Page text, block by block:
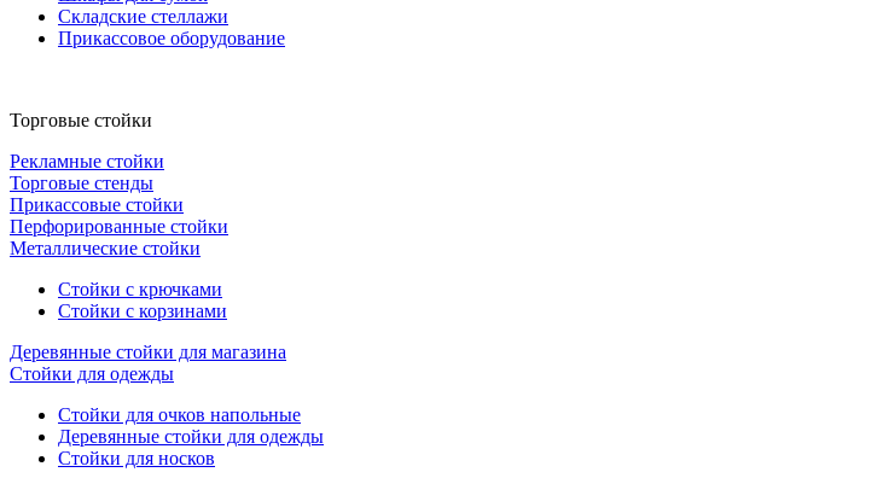
Складские стеллажи
Прикассовое оборудование
Торговые стойки
Рекламные стойки
Торговые стенды
Прикассовые стойки
Перфорированные стойки
Металлические стойки
Стойки с крючками
Стойки с корзинами
Деревянные стойки для магазина
Стойки для одежды
Стойки для очков напольные
Деревянные стойки для одежды
Стойки для носков